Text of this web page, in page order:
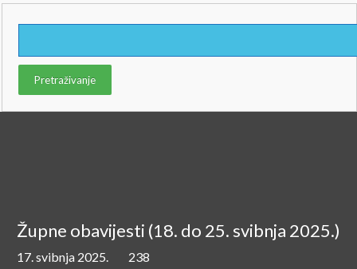
Župne obavijesti (18. do 25. svibnja 2025.)
17. svibnja 2025. 238